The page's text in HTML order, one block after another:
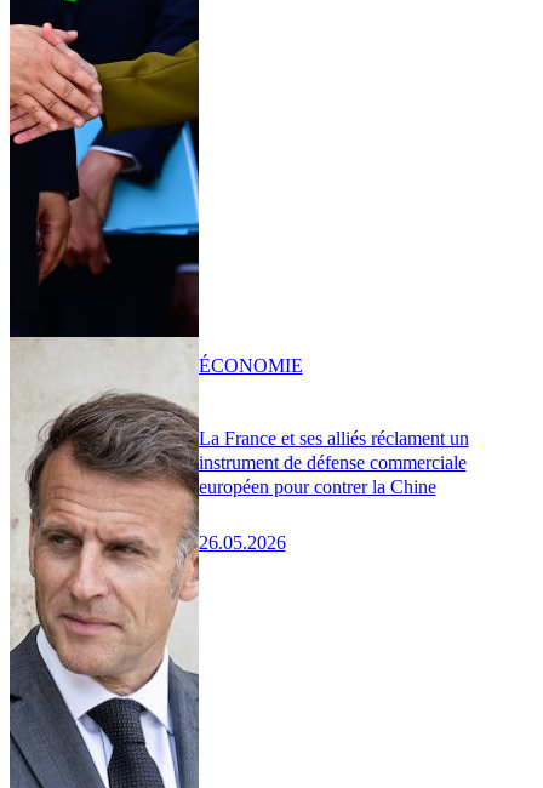
La France et ses alliés réclament un
instrument de défense commerciale
européen pour contrer la Chine
26.05.2026
ÉCONOMIE